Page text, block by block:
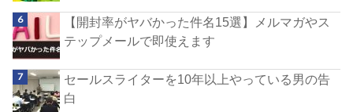
【開封率がヤバかった件名15選】メルマガやス
テップメールで即使えます
セールスライターを10年以上やっている男の告
白